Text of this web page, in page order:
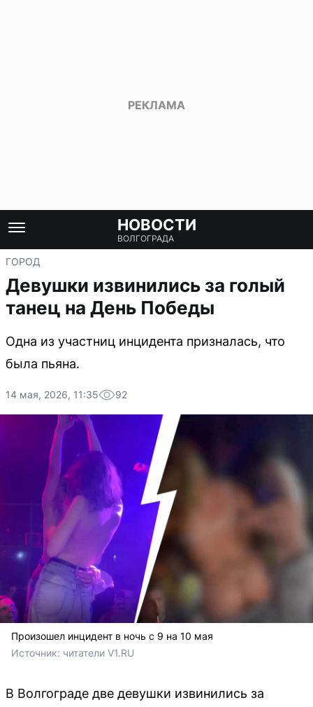
НОВОСТИ
ВОЛГОГРАДА
ГОРОД
Девушки извинились за голый
танец на День Победы
Одна из участниц инцидента призналась, что
была пьяна.
14 мая, 2026, 11:35 92
Произошел инцидент в ночь с 9 на 10 мая
Источник: читатели V1.RU
В Волгограде две девушки извинились за